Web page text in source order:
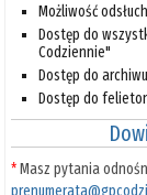
Możliwość
Dostęp do
Codziennie"
Dostęp do
Dostęp do
*Masz pytania